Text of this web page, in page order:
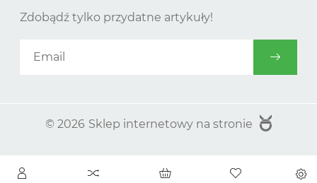
Zdobądź tylko przydatne artykuły!
© 2026 Sklep internetowy na stronie